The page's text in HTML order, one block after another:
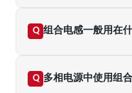
Q 组合电感一般用在
Q